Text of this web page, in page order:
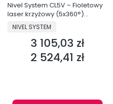
Nivel System CL5V – Fioletowy
laser krzyżowy (5x360°)
Bluetooth
PRODUCENT
NIVEL SYSTEM
Cena
3 105,03 zł
Cena
2 524,41 zł